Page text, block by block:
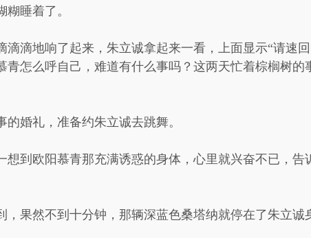
睡着了。
滴地响了起来，朱立诚拿起来一看，上面显示“请速
青怎么呼自己，难道有什么事吗？这两天忙着棕榈树
婚礼，准备约朱立诚去跳舞。
想到欧阳慕青那充满诱惑的身体，心里就兴奋不已，
果然不到十分钟，那辆深蓝色桑塔纳就停在了朱立诚